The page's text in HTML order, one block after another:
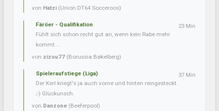
von Hatzi (Union DT64 Socceroos)
Färöer - Qualifikation
Fühlt sich schon recht gut an, wenn kein Rabe mehr
kommt...
von zizou77 (Borussia Bøkelberg)
23 Min
Spieleraufstiege (Liga)
Der Kerl kriegt's ja auch vorne und hinten reingesteckt.
;-) Glückunsch.
von Danzone (Beeferpool)
37 Min